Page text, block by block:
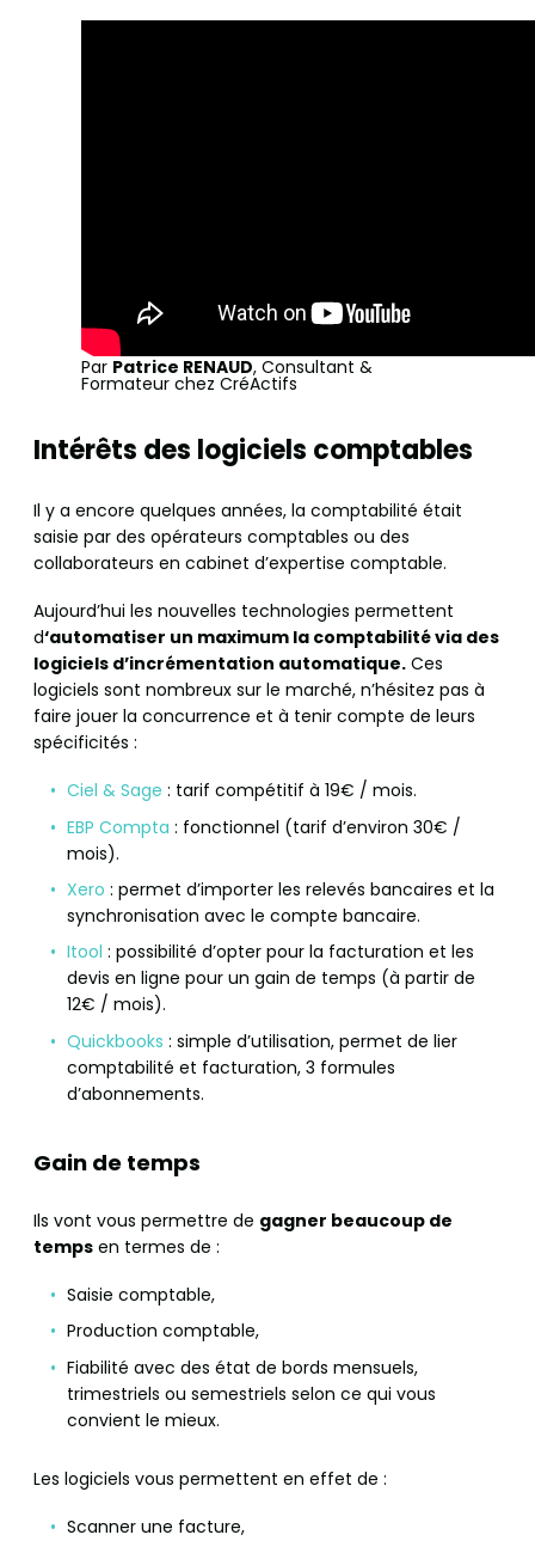
Par Patrice RENAUD, Consultant &
Formateur chez CréActifs
Intérêts des logiciels comptables
Il y a encore quelques années, la comptabilité était
saisie par des opérateurs comptables ou des
collaborateurs en cabinet d’expertise comptable.
Aujourd’hui les nouvelles technologies permettent
d‘automatiser un maximum la comptabilité via des
logiciels d’incrémentation automatique. Ces
logiciels sont nombreux sur le marché, n’hésitez pas à
faire jouer la concurrence et à tenir compte de leurs
spécificités :
Ciel & Sage : tarif compétitif à 19€ / mois.
EBP Compta : fonctionnel (tarif d’environ 30€ /
mois).
Xero : permet d’importer les relevés bancaires et la
synchronisation avec le compte bancaire.
Itool : possibilité d’opter pour la facturation et les
devis en ligne pour un gain de temps (à partir de
12€ / mois).
Quickbooks : simple d’utilisation, permet de lier
comptabilité et facturation, 3 formules
d’abonnements.
Gain de temps
Ils vont vous permettre de gagner beaucoup de
temps en termes de :
Saisie comptable,
Production comptable,
Fiabilité avec des état de bords mensuels,
trimestriels ou semestriels selon ce qui vous
convient le mieux.
Les logiciels vous permettent en effet de :
Scanner une facture,